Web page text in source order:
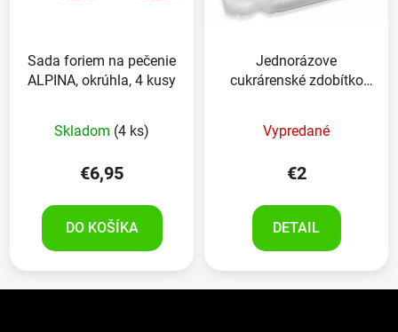
Sada foriem na pečenie
ALPINA, okrúhla, 4 kusy
Skladom (4 ks)
€6,95
DO KOŠÍKA
Jednorázove
cukrárenské zdobítko
Vypredané
€2
DETAIL